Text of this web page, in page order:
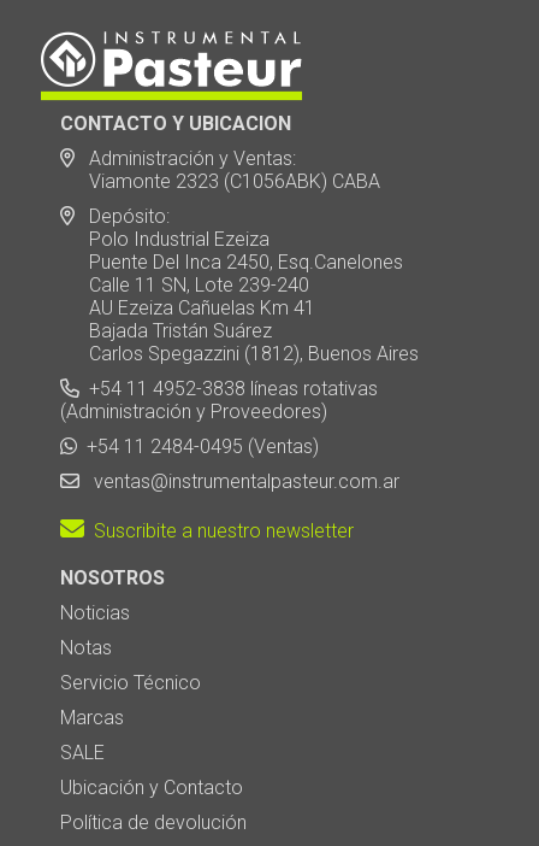
CONTACTO Y UBICACION
Administración y Ventas:
Viamonte 2323 (C1056ABK) CABA
Depósito:
Polo Industrial Ezeiza
Puente Del Inca 2450, Esq.Canelones
Calle 11 SN, Lote 239-240
AU Ezeiza Cañuelas Km 41
Bajada Tristán Suárez
Carlos Spegazzini (1812), Buenos Aires
+54 11 4952-3838 líneas rotativas
(Administración y Proveedores)
+54 11 2484-0495 (Ventas)
ventas@instrumentalpasteur.com.ar
Suscribite a nuestro newsletter
NOSOTROS
Noticias
Notas
Servicio Técnico
Marcas
SALE
Ubicación y Contacto
Política de devolución